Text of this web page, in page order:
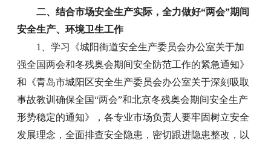
二、结合市场安全生产实际，全力做好“两会”期间
安全生产、环境卫生工作
1、学习《城阳街道安全生产委员会办公室关于加
强全国两会和冬残奥会期间安全防范工作的紧急通知》
和《青岛市城阳区安全生产委员会办公室关于深刻吸取
事故教训确保全国“两会”和北京冬残奥会期间安全生产
形势稳定的通知》，各专业市场负责人要牢固树立安全
发展理念，全面排查安全隐患，密切跟进隐患整改，以